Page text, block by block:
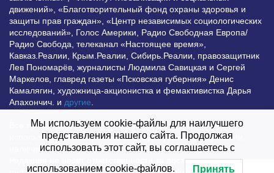
движений», «Благотворительный фонд охраны здоровья и
защиты прав граждан», «Центр независимых социологических
исследований», Голос Америки, Радио Свободная Европа/
Радио Свобода, телеканал «Настоящее время»,
Кавказ.Реалии, Крым.Реалии, Сибирь.Реалии, правозащитник
Лев Пономарёв, журналисты Людмила Савицкая и Сергей
Маркелов, главред газеты «Псковская губерния» Денис
Камалягин, художница-акционистка и фемактивистка Дарья
Апахончич. и другие
Все права защищены и охраняются законом. Любое
использование материалов сайта допустимо при условии
наличия активной гиперссылки на Vesti.UZ.
Редакция не несет ответственности за достоверность
Мы используем cookie-файлы для наилучшего
представления нашего сайта. Продолжая
использовать этот сайт, вы соглашаетесь с
использованием cookie-файлов. Принять